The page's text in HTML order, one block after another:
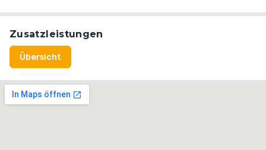
Zusatzleistungen
Übersicht